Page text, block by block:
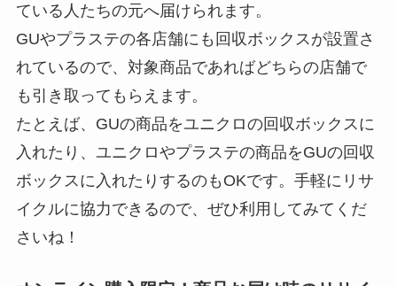
ている人たちの元へ届けられます。
GUやプラステの各店舗にも回収ボックスが設置さ
れているので、対象商品であればどちらの店舗で
も引き取ってもらえます。
たとえば、GUの商品をユニクロの回収ボックスに
入れたり、ユニクロやプラステの商品をGUの回収
ボックスに入れたりするのもOKです。手軽にリサ
イクルに協力できるので、ぜひ利用してみてくだ
さいね！